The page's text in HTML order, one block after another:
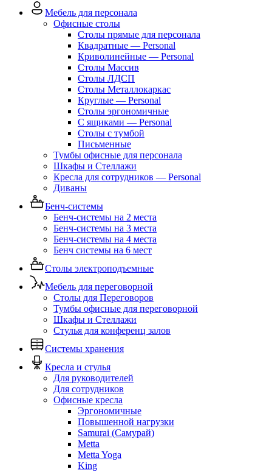
Мебель для персонала
Офисные столы
Столы прямые для персонала
Квадратные — Personal
Криволинейные — Personal
Столы Массив
Столы ЛДСП
Столы Металлокаркас
Круглые — Personal
Столы эргономичные
С ящиками — Personal
Столы с тумбой
Письменные
Тумбы офисные для персонала
Шкафы и Стеллажи
Кресла для сотрудников — Personal
Диваны
Бенч-системы
Бенч-системы на 2 места
Бенч-системы на 3 места
Бенч-системы на 4 места
Бенч системы на 6 мест
Столы электроподъемные
Мебель для переговорной
Столы для Переговоров
Тумбы офисные для переговорной
Шкафы и Стеллажи
Стулья для конференц залов
Системы хранения
Кресла и стулья
Для руководителей
Для сотрудников
Офисные кресла
Эргономичные
Повышенной нагрузки
Samurai (Самурай)
Metta
Metta Yoga
King